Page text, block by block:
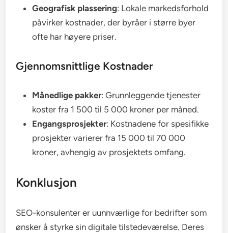
Geografisk plassering: Lokale markedsforhold
påvirker kostnader, der byråer i større byer
ofte har høyere priser.
Gjennomsnittlige Kostnader
Månedlige pakker: Grunnleggende tjenester
koster fra 1 500 til 5 000 kroner per måned.
Engangsprosjekter: Kostnadene for spesifikke
prosjekter varierer fra 15 000 til 70 000
kroner, avhengig av prosjektets omfang.
Konklusjon
SEO-konsulenter er uunnværlige for bedrifter som
ønsker å styrke sin digitale tilstedeværelse. Deres